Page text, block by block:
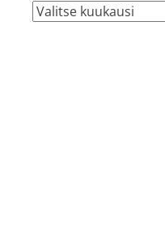
Arkistot